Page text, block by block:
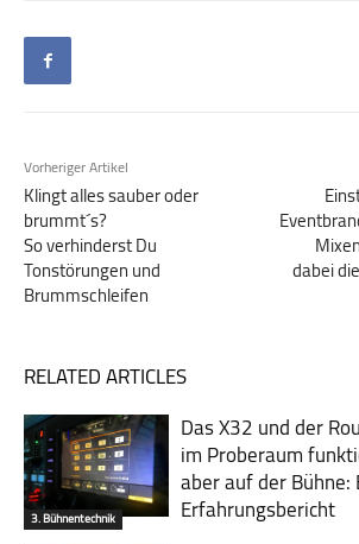
Vorheriger Artikel
Klingt alles sauber oder
brummt´s?
So verhinderst Du
Tonstörungen und
Brummschleifen
dabei
RELATED ARTICLES
3. Bühnentechnik
Das X32 und der
im Probe­raum
aber auf der Bühne:
Erfahrungsbericht